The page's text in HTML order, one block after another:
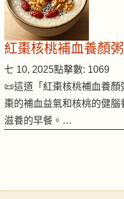
紅棗核桃補血養顏粥
七 10, 2025點擊數: 1069
📜這道「紅棗核桃補血養
棗的補血益氣和核桃的健
滋養的早餐。…